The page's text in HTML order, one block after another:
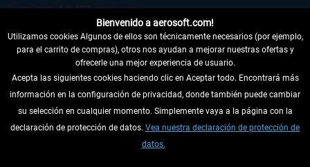
DESISTIR DEL CONTRATO
INFORMACIÓN
Bienvenido a aerosoft.com!
Utilizamos cookies Algunos de ellos son técnicamente necesarios (por ejemplo,
para el carrito de compras), otros nos ayudan a mejorar nuestras ofertas y
ofrecerle una mejor experiencia de usuario.
Acepta las siguientes cookies haciendo clic en Aceptar todo. Encontrará más
información en la configuración de privacidad, donde también puede cambiar
su selección en cualquier momento. Simplemente vaya a la página con la
declaración de protección de datos. Vea nuestra declaración de protección de
datos.